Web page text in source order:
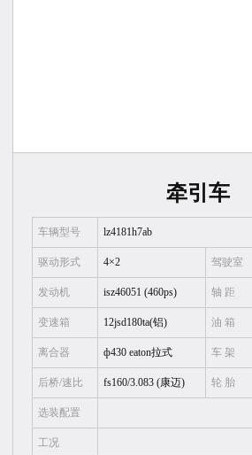
牵引车
车辆型号 lz4181h7ab
驱动形式 4×2 驾驶室
发动机 isz46051 (460ps) 轴 距
变速箱 12jsd180ta(铝) 油 箱
离合器 ф430 eaton拉式 车 架
后桥/速比 fs160/3.083 (康迈) 轮 胎
选装配置
工况